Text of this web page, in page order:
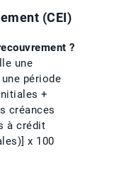
(CEI)
?
une
période
+
créances
à crédit
x 100